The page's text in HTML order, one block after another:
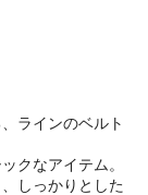
ラインのベルト
クなアイテム。
しっかりとした